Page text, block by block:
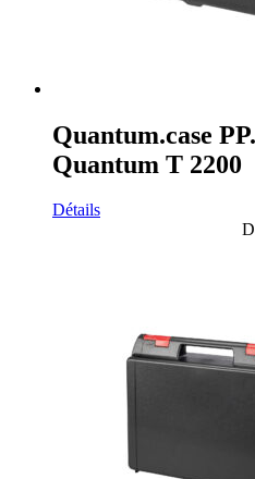
Quantum.case
Quantum T 2200
Détails